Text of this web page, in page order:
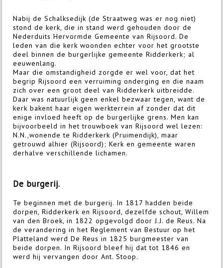
Nabij de Schalksedijk (de Straatweg was er nog niet)
stond de kerk, die in stand werd gehouden door de
Nederduits Hervormde Gemeente van Rijsoord. De
leden van die kerk woonden echter voor het grootste
deel binnen de burgerlijke gemeente Ridderkerk; al
eeuwenlang.
Maar die omstandigheid zorgde er wel voor, dat het
begrip Rijsoord een verruiming onderging en die naam
zich over een groot deel van Ridderkerk uitbreidde.
Daar was natuurlijk geen enkel bezwaar tegen, want de
kerk bakent haar eigen werkterrein af zonder dat dit
enige invloed heeft op de burgerlijke grens. Men kan
bijvoorbeeld in het trouwboek van Rijsoord wel lezen:
N.N.,wonende te Ridderkerk (Pruimendijk), maar
getrouwd alhier (Rijsoord); Kerk en gemeente waren
derhalve verschillende lichamen.
De burgerij.
Te beginnen met de burgerij. In 1817 hadden beide
dorpen, Ridderkerk en Rijsoord, dezelfde schout, Willem
van den Broek, in 1822 opgevolgd door J.J. de Reus. Na
de verandering in het Reglement van Bestuur op het
Platteland werd De Reus in 1825 burgmeester van
beide dorpen. In Rijsoord bleef hij dat tot 1846 en
werd hij vervangen door Ant. Stoop.